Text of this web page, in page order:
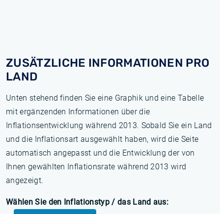
ZUSÄTZLICHE INFORMATIONEN PRO
LAND
Unten stehend finden Sie eine Graphik und eine Tabelle
mit ergänzenden Informationen über die
Inflationsentwicklung während 2013. Sobald Sie ein Land
und die Inflationsart ausgewählt haben, wird die Seite
automatisch angepasst und die Entwicklung der von
Ihnen gewählten Inflationsrate während 2013 wird
angezeigt.
Wählen Sie den Inflationstyp / das Land aus: